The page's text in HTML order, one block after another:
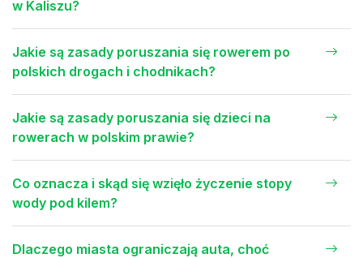
w Kaliszu?
Jakie są zasady poruszania się rowerem po
polskich drogach i chodnikach?
Jakie są zasady poruszania się dzieci na
rowerach w polskim prawie?
Co oznacza i skąd się wzięło życzenie stopy
wody pod kilem?
Dlaczego miasta ograniczają auta, choć